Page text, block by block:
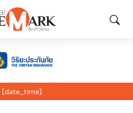
[date_time]